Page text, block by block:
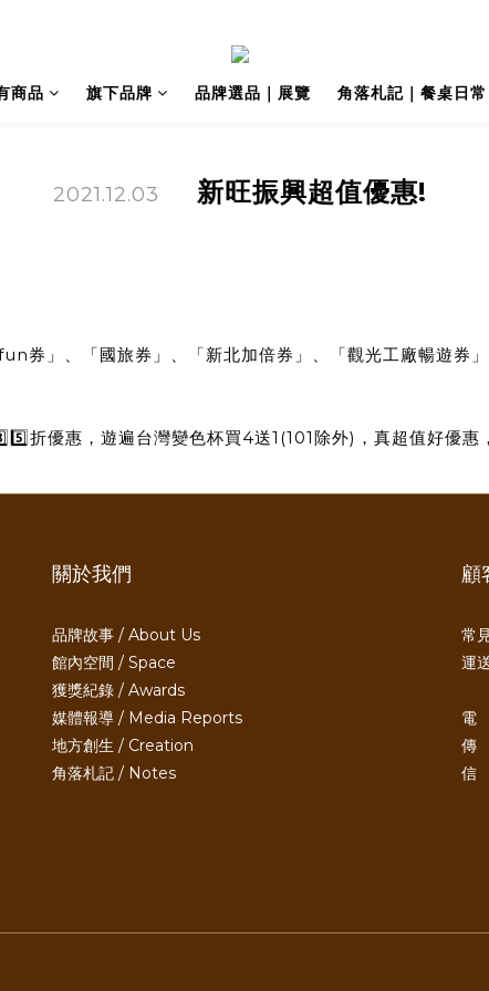
商品 旗下品牌 品牌選品｜展覽 角落札記｜餐桌日常
2021.12.03 新旺振興超值優惠!
券」、「國旅券」、「新北加倍券」、「觀光工廠暢遊券
折優惠，遊遍台灣變色杯買4送1(101除外)，真超值好優惠
關於我們
品牌故事 / About Us
館內空間 / Space
獲獎紀錄 / Awards
媒體報導 / Media Reports
地方創生 / Creation
角落札記 / Notes
顧
常
運
電
傳
信